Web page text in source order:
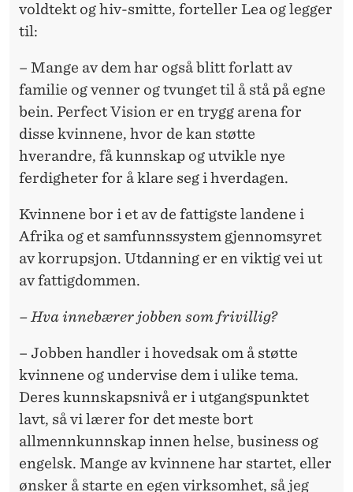
voldtekt og hiv-smitte, forteller Lea og legger
til:
– Mange av dem har også blitt forlatt av
familie og venner og tvunget til å stå på egne
bein. Perfect Vision er en trygg arena for
disse kvinnene, hvor de kan støtte
hverandre, få kunnskap og utvikle nye
ferdigheter for å klare seg i hverdagen.
Kvinnene bor i et av de fattigste landene i
Afrika og et samfunnssystem gjennomsyret
av korrupsjon. Utdanning er en viktig vei ut
av fattigdommen.
– Hva innebærer jobben som frivillig?
– Jobben handler i hovedsak om å støtte
kvinnene og undervise dem i ulike tema.
Deres kunnskapsnivå er i utgangspunktet
lavt, så vi lærer for det meste bort
allmennkunnskap innen helse, business og
engelsk. Mange av kvinnene har startet, eller
ønsker å starte en egen virksomhet, så jeg